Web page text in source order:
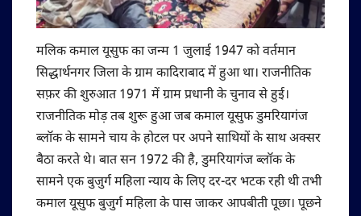
मलिक कमाल यूसुफ का जन्म 1 जुलाई 1947 को वर्तमान
सिद्धार्थनगर जिला के ग्राम कादिराबाद में हुआ था। राजनीतिक
सफ़र की शुरुआत 1971 में ग्राम प्रधानी के चुनाव से हुई।
राजनीतिक मोड़ तब शुरू हुआ जब कमाल यूसुफ डुमरियागंज
ब्लॉक के सामने चाय के होटल पर अपने साथियों के साथ अक्सर
बैठा करते थे। बात सन 1972 की है, डुमरियागंज ब्लॉक के
सामने एक बुजुर्ग महिला न्याय के लिए दर-दर भटक रही थी तभी
कमाल यूसुफ बुजुर्ग महिला के पास जाकर आपबीती पूछा। पूछने